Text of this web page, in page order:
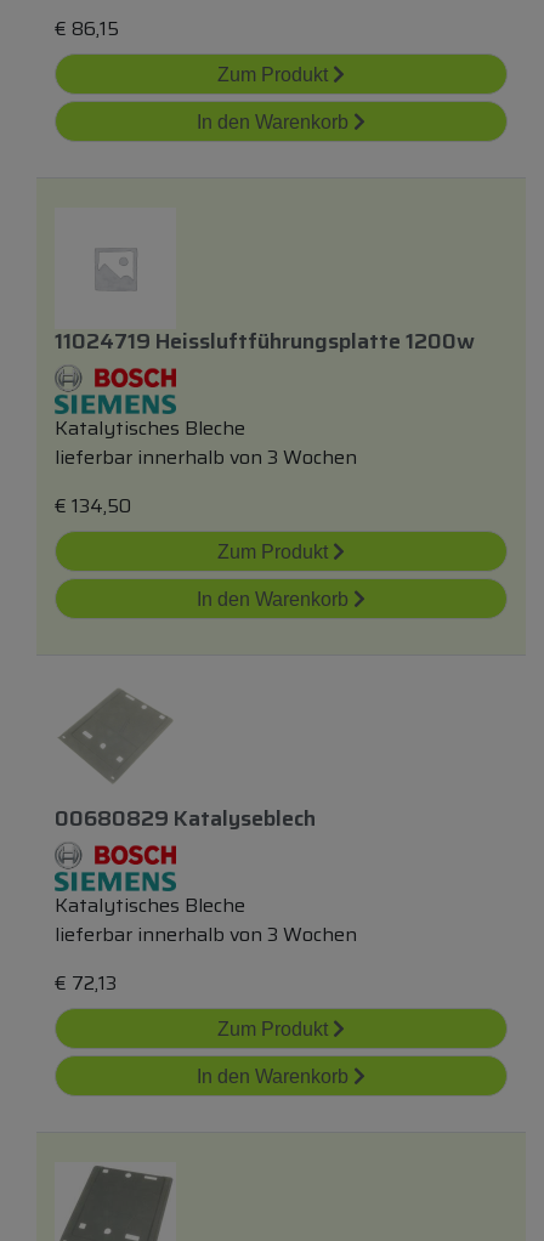
€ 86,15
Zum Produkt
In den Warenkorb
11024719 Heissluftführungsplatte 1200w
Katalytisches Bleche
lieferbar innerhalb von 3 Wochen
€ 134,50
Zum Produkt
In den Warenkorb
00680829 Katalyseblech
Katalytisches Bleche
lieferbar innerhalb von 3 Wochen
€ 72,13
Zum Produkt
In den Warenkorb